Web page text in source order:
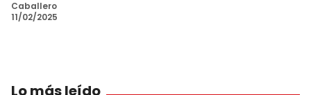
Caballero
11/02/2025
Lo más leído